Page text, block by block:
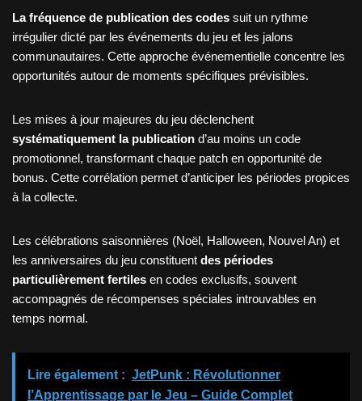
La fréquence de publication des codes suit un rythme
irrégulier dicté par les événements du jeu et les jalons
communautaires. Cette approche événementielle concentre les
opportunités autour de moments spécifiques prévisibles.
Les mises à jour majeures du jeu déclenchent
systématiquement la publication d’au moins un code
promotionnel, transformant chaque patch en opportunité de
bonus. Cette corrélation permet d’anticiper les périodes propices
à la collecte.
Les célébrations saisonnières (Noël, Halloween, Nouvel An) et
les anniversaires du jeu constituent des périodes
particulièrement fertiles en codes exclusifs, souvent
accompagnés de récompenses spéciales introuvables en
temps normal.
Lire également : JetPunk : Révolutionner
l’Apprentissage par le Jeu – Guide Complet